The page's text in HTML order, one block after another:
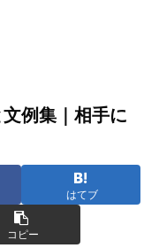
例集｜相手に
はてブ
コピー